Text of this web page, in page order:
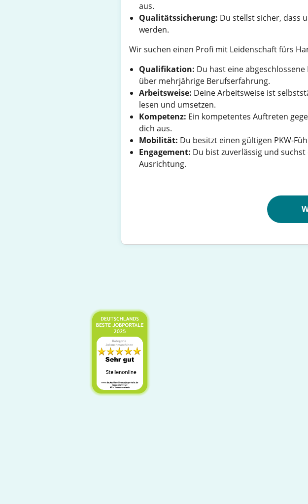
aus.
Qualitätssicherung: Du stellst sicher, dass
werden.
Wir suchen einen Profi mit Leidenschaft fürs
Qualifikation: Du hast eine
über mehrjährige Berufserfahrung.
Arbeitsweise: Deine Arbeitsweise ist
lesen und umsetzen.
Kompetenz: Ein kompetentes Auftreten
dich aus.
Mobilität: Du besitzt einen gültigen PKW-
Engagement: Du bist zuverlässig und
Ausrichtung.